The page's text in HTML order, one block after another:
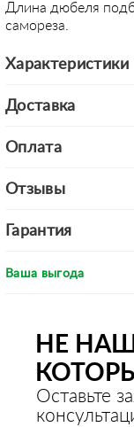
Длина дюбеля
самореза.
Характеристики
Доставка
Оплата
Отзывы
Гарантия
Ваша выгода
НЕ
Оставьте